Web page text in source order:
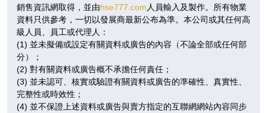
7 /
F
即將發售 即將發售 即將發售
A
3房(1套)
即將發售
2房
銷售資訊網取得，並由hse777.com 人員輸入及製作。所有物業
資料只供參考，一切以發展商最新公布為準。本公司或其任何高
級人員、員工或代理人：
(1) 並未擬備或設定有關資料或廣告的內容（不論全部或任何部
分）；
(2) 對有關資料或廣告概不承擔任何責任；
(3) 並未認可、核實或驗證有關資料或廣告的準確性、真實性、
完整性或時效性；
(4) 並不保證上述資料或廣告與賣方指定的互聯網網站內容同步